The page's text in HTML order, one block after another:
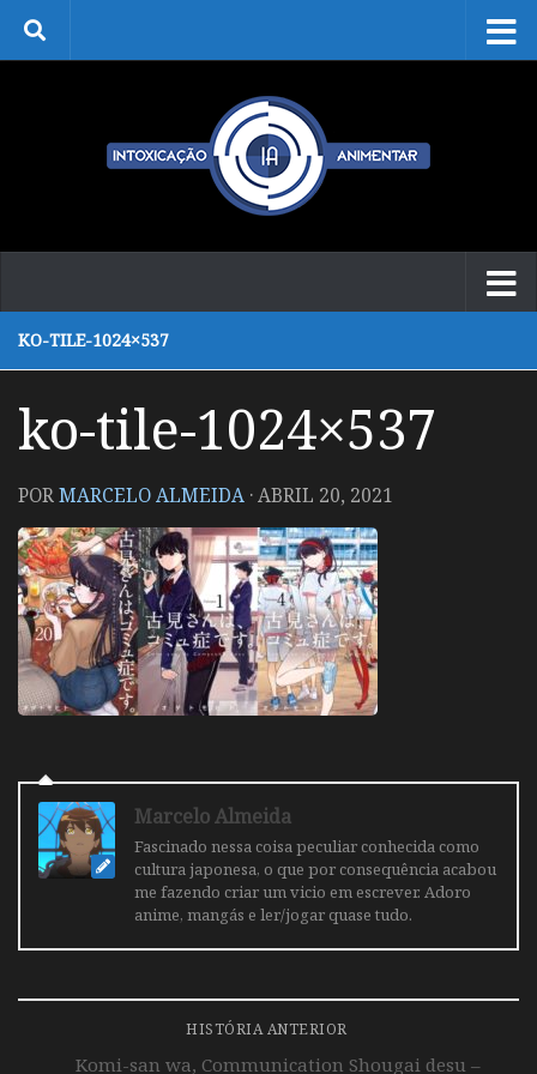
Skip to content
KO-TILE-1024×537
ko-tile-1024×537
PORMARCELO ALMEIDA ·ABRIL 20, 2021
Marcelo Almeida
Fascinado nessa coisa peculiar conhecida como
cultura japonesa, o que por consequência acabou
me fazendo criar um vicio em escrever. Adoro
anime, mangás e ler/jogar quase tudo.
HISTÓRIA ANTERIOR
Komi-san wa, Communication Shougai desu –